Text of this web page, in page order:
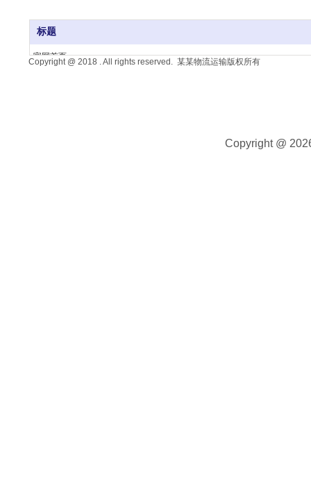
标题
官网首页
Copyright @ 2018 . All rights reserved. 某某物流运输版权所有
Copyright @